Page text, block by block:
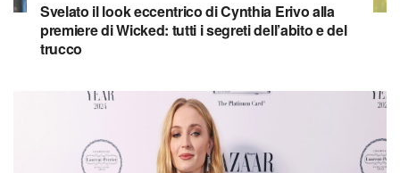
Svelato il look eccentrico di Cynthia Erivo alla
premiere di Wicked: tutti i segreti dell’abito e del
trucco